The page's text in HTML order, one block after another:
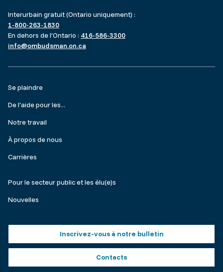
Interurbain gratuit (Ontario uniquement) :
1-800-263-1830
En dehors de l’Ontario : 416-586-3300
info@ombudsman.on.ca
Footer
menu
Se plaindre
De l'aide pour les...
Notre travail
À propos de nous
Carrières
Make
a
Pour le secteur public et les élu(e)s
Nouvelles
buttons
Inscrivez-vous à notre bulletin
Contacts